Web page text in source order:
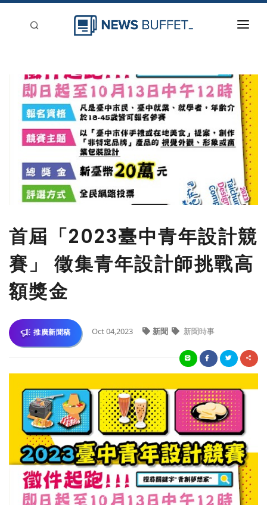
新聞稿分類
登入
刊登
首屆「2023臺中青年設計競
賽」 徵集青年設計師挑戰高
額獎金
推廣新聞稿 Oct 04,2023 新聞 新聞時事